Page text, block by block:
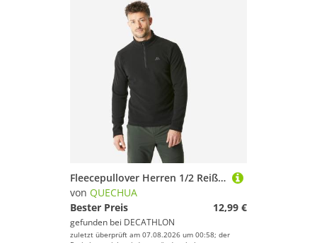
Fleecepullover Herren 1/2 Reißverschluss Wandern - MH100 schwarz
von QUECHUA
Bester Preis
12,99 €
gefunden bei DECATHLON
zuletzt überprüft am 07.08.2026 um 00:58; der